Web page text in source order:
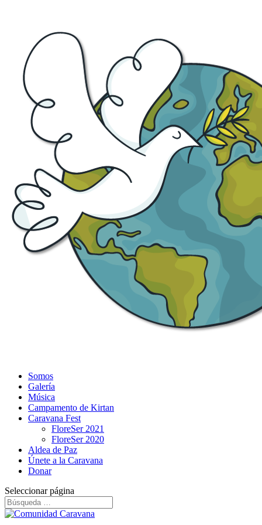
Somos
Galería
Música
Campamento de Kirtan
Caravana Fest
FloreSer 2021
FloreSer 2020
Aldea de Paz
Únete a la Caravana
Donar
Seleccionar página